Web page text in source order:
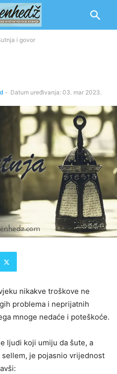
i govor
- Datum uređivanja: 03. mar 2023.
nikakve troškove ne
problema i neprijatnih
mnoge nedaće i poteškoće.
ljudi koji umiju da šute, a
sellem, je pojasnio vrijednost